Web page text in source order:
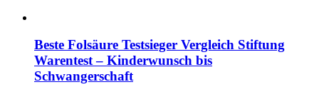
Beste Folsäure Testsieger Vergleich Stiftung
Warentest – Kinderwunsch bis
Schwangerschaft